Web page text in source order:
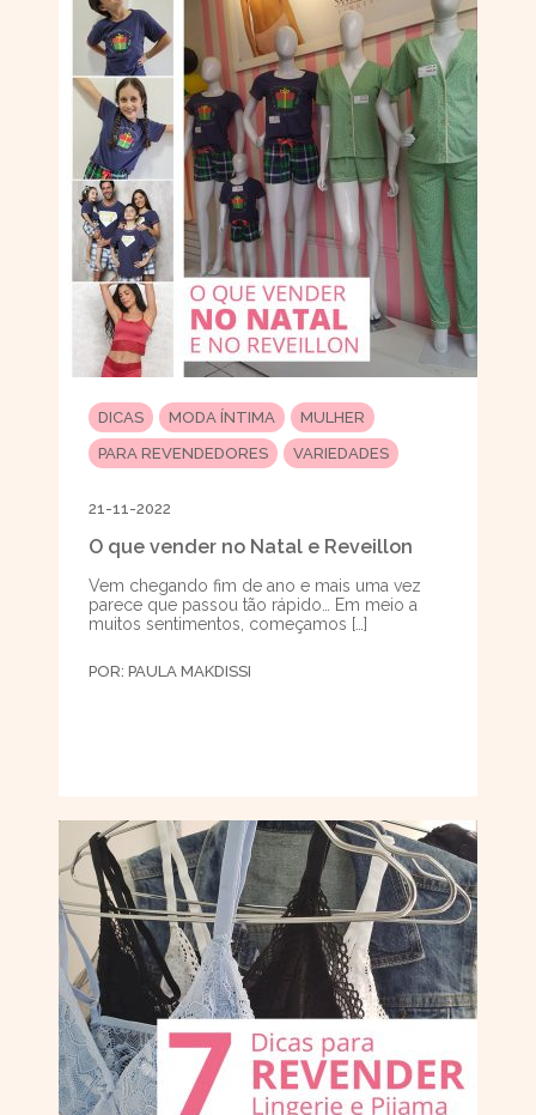
DICAS MODA ÍNTIMA
MULHER
PARA REVENDEDORES
VARIEDADES
21-11-2022
O que vender no Natal e Reveillon
Vem chegando fim de ano e mais uma vez
parece que passou tão rápido… Em meio a
muitos sentimentos, começamos […]
POR: PAULA MAKDISSI